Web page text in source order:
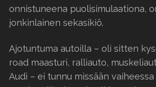
onnistuneena puolisimulaationa,
jonkinlainen sekasikiö.
Ajotuntuma autoilla – oli sitten
road maasturi, ralliauto,
Audi – ei tunnu missään